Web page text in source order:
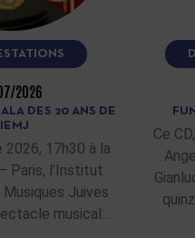
2026
DES 20 ANS DE
17h30 à la
Paris, l’Institut
Musiques Juives
musical…
Ce